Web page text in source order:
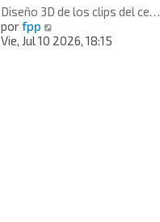
Diseño 3D de los clips del ce…
porfpp
e
Vie, Jul 10 2026, 18:15